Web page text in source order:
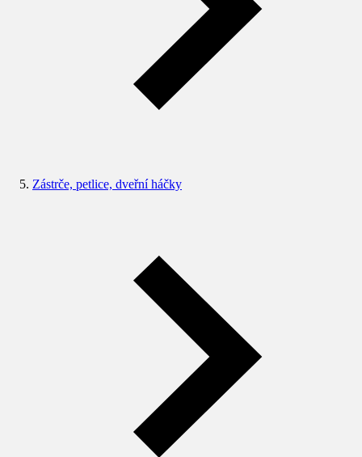
Zástrče, petlice, dveřní háčky